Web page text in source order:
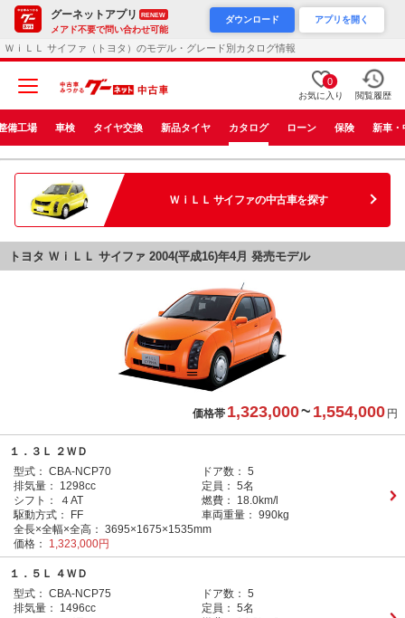
グーネットアプリ RENEW
メアド不要で問い合わせ可能
ダウンロード アプリを開く
ＷｉＬＬ サイファ（トヨタ）のモデル・グレード別カタログ情報
0
お気に入り 閲覧履歴
備工場 車検 タイヤ交換 新品タイヤ カタログ ローン 保険 新車・
ＷｉＬＬ サイファの中古車を探す
トヨタ ＷｉＬＬ サイファ 2004(平成16)年4月 発売モデル
価格帯 1,323,000~ 1,554,000 円
１．３Ｌ ２ＷＤ
型式： CBA-NCP70 ドア数： 5
排気量：
1298cc 定員： 5名
シフト：
４AT 燃費：
18.0km/l
駆動方式：
FF 車両重量： 990kg
全長×全幅×全高： 3695×1675×1535mm
価格：
1,323,000円
１．５Ｌ ４ＷＤ
型式： CBA-NCP75 ドア数： 5
排気量：
1496cc 定員： 5名